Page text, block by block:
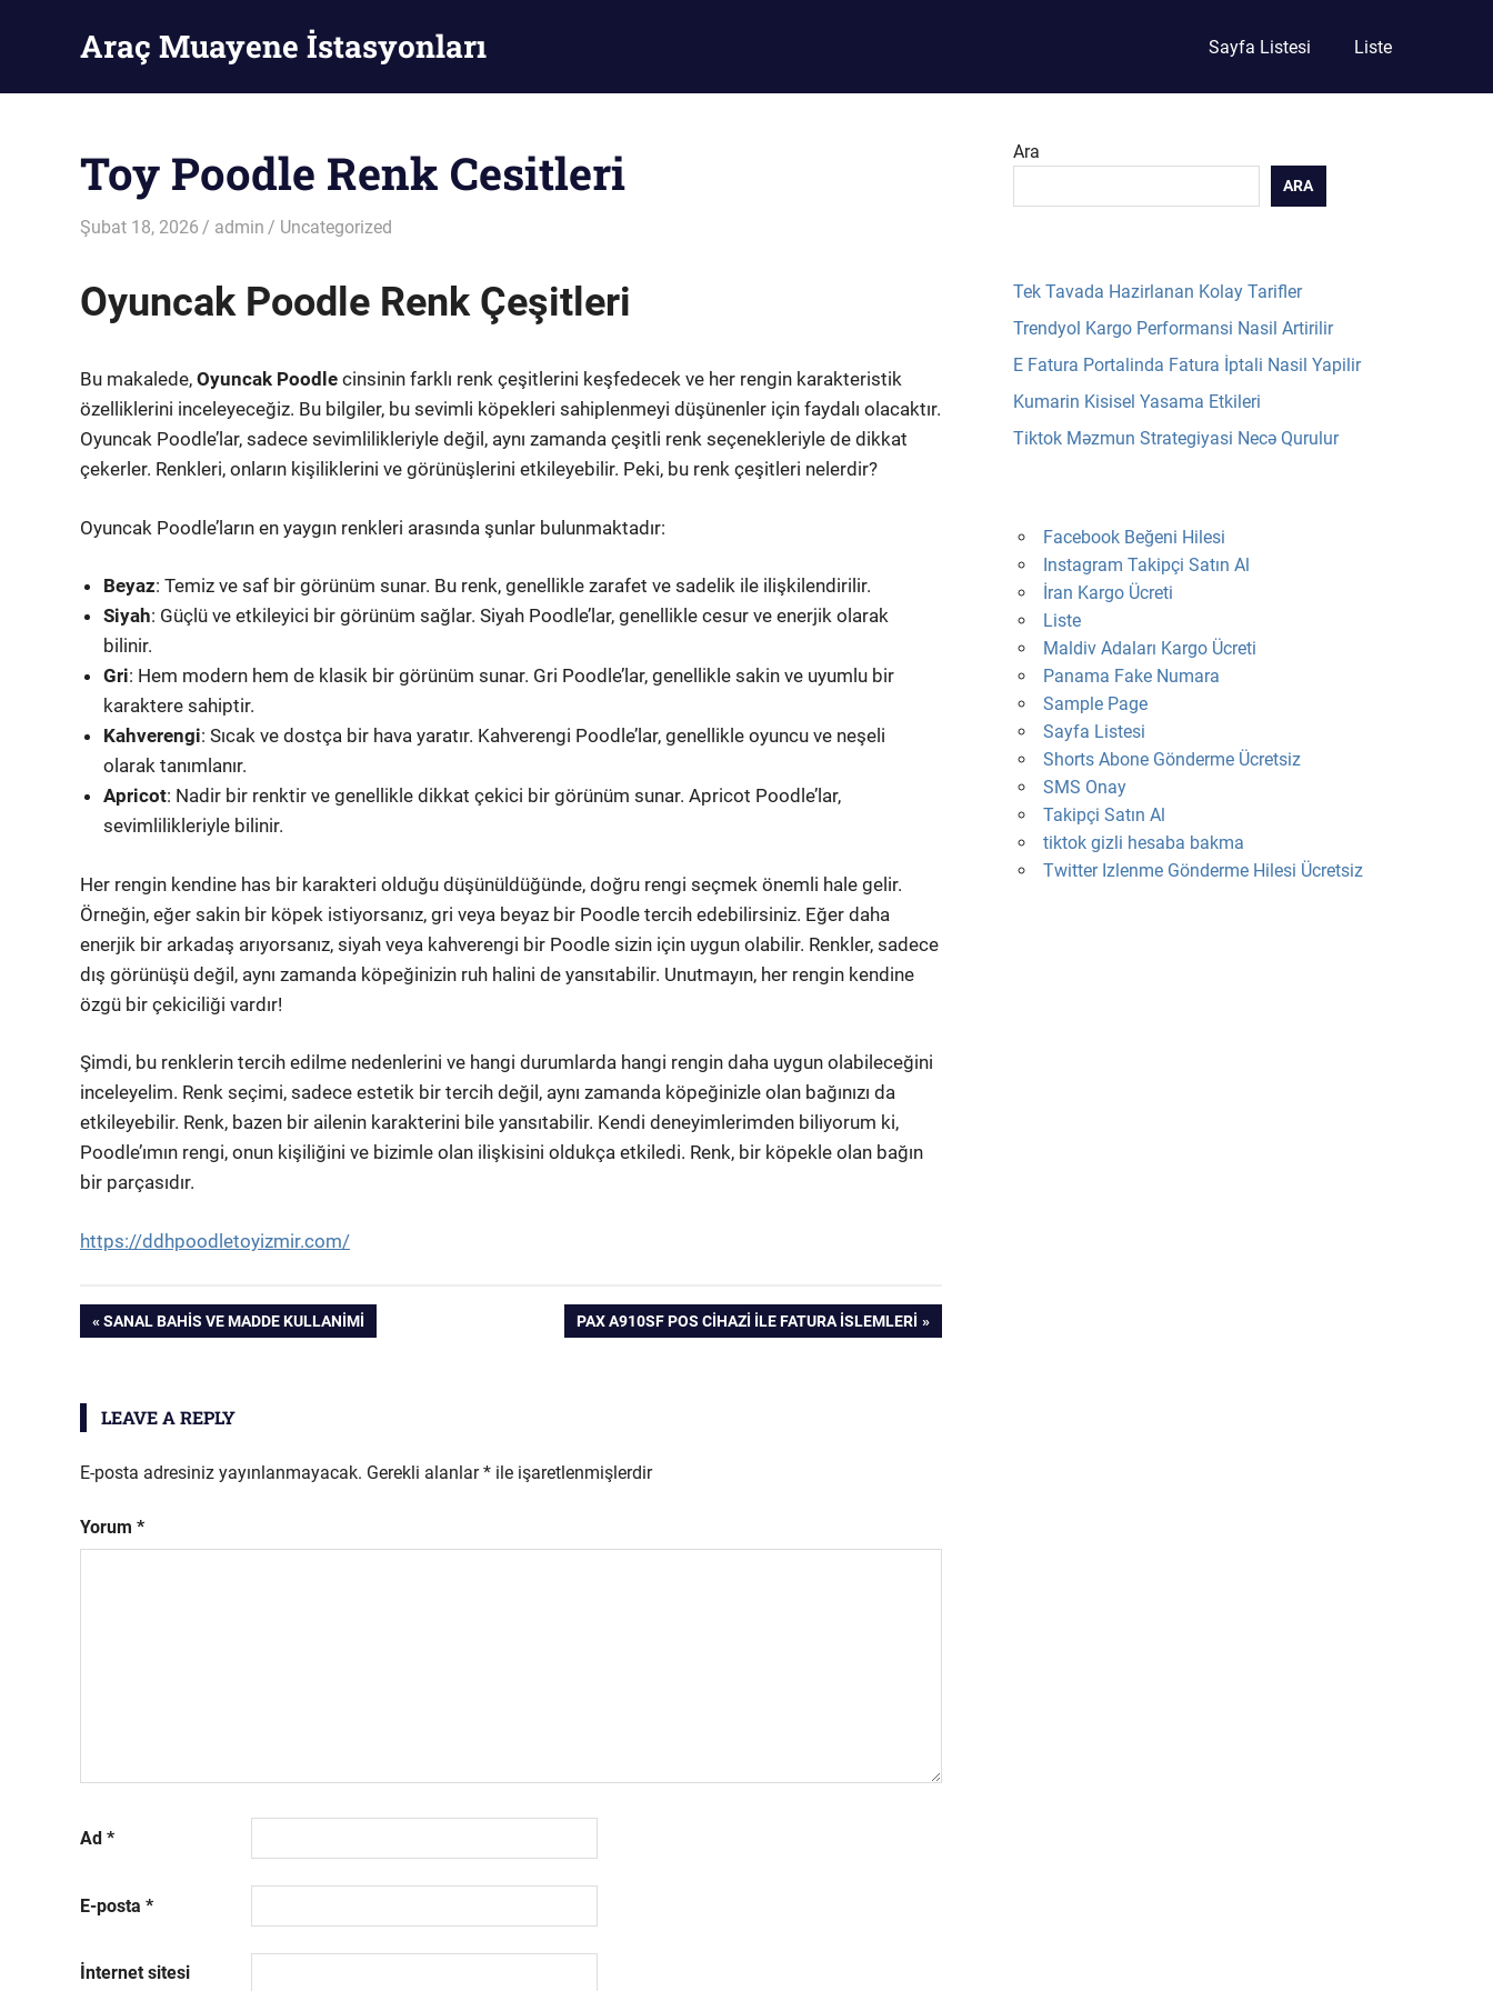
Araç Muayene İstasyonları Sayfa Listesi Liste
Toy Poodle Renk Cesitleri
Şubat 18, 2026 admin Uncategorized
Oyuncak Poodle Renk Çeşitleri
Bu makalede, Oyuncak Poodle cinsinin farklı renk çeşitlerini keşfedecek ve her rengin karakteristik
özelliklerini inceleyeceğiz. Bu bilgiler, bu sevimli köpekleri sahiplenmeyi düşünenler için faydalı olacaktır.
Oyuncak Poodle’lar, sadece sevimlilikleriyle değil, aynı zamanda çeşitli renk seçenekleriyle de dikkat
çekerler. Renkleri, onların kişiliklerini ve görünüşlerini etkileyebilir. Peki, bu renk çeşitleri nelerdir?
Oyuncak Poodle’ların en yaygın renkleri arasında şunlar bulunmaktadır:
Beyaz: Temiz ve saf bir görünüm sunar. Bu renk, genellikle zarafet ve sadelik ile ilişkilendirilir.
Siyah: Güçlü ve etkileyici bir görünüm sağlar. Siyah Poodle’lar, genellikle cesur ve enerjik olarak
bilinir.
Gri: Hem modern hem de klasik bir görünüm sunar. Gri Poodle’lar, genellikle sakin ve uyumlu bir
karaktere sahiptir.
Kahverengi: Sıcak ve dostça bir hava yaratır. Kahverengi Poodle’lar, genellikle oyuncu ve neşeli
olarak tanımlanır.
Apricot: Nadir bir renktir ve genellikle dikkat çekici bir görünüm sunar. Apricot Poodle’lar,
sevimlilikleriyle bilinir.
Her rengin kendine has bir karakteri olduğu düşünüldüğünde, doğru rengi seçmek önemli hale gelir.
Örneğin, eğer sakin bir köpek istiyorsanız, gri veya beyaz bir Poodle tercih edebilirsiniz. Eğer daha
enerjik bir arkadaş arıyorsanız, siyah veya kahverengi bir Poodle sizin için uygun olabilir. Renkler, sadece
dış görünüşü değil, aynı zamanda köpeğinizin ruh halini de yansıtabilir. Unutmayın, her rengin kendine
özgü bir çekiciliği vardır!
Şimdi, bu renklerin tercih edilme nedenlerini ve hangi durumlarda hangi rengin daha uygun olabileceğini
inceleyelim. Renk seçimi, sadece estetik bir tercih değil, aynı zamanda köpeğinizle olan bağınızı da
etkileyebilir. Renk, bazen bir ailenin karakterini bile yansıtabilir. Kendi deneyimlerimden biliyorum ki,
Poodle’ımın rengi, onun kişiliğini ve bizimle olan ilişkisini oldukça etkiledi. Renk, bir köpekle olan bağın
bir parçasıdır.
https://ddhpoodletoyizmir.com/
Yazı
PREVIOUS
SANAL BAHIS VE MADDE KULLANIMI
NEXT
PAX A910SF POS CIHAZI İLE FATURA İSLEMLERI
LEAVE A REPLY
E-posta adresiniz yayınlanmayacak. Gerekli alanlar* ile işaretlenmişlerdir
Yorum *
Ad *
E-posta *
İnternet sitesi
Ara
ARA
Tek Tavada Hazirlanan Kolay Tarifler
Trendyol Kargo Performansi Nasil Artirilir
E Fatura Portalinda Fatura İptali Nasil Yapilir
Kumarin Kisisel Yasama Etkileri
Tiktok Məzmun Strategiyasi Necə Qurulur
Facebook Beğeni Hilesi
Instagram Takipçi Satın Al
İran Kargo Ücreti
Liste
Maldiv Adaları Kargo Ücreti
Panama Fake Numara
Sample Page
Sayfa Listesi
Shorts Abone Gönderme Ücretsiz
SMS Onay
Takipçi Satın Al
tiktok gizli hesaba bakma
Twitter Izlenme Gönderme Hilesi Ücretsiz